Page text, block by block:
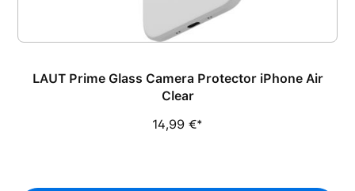
LAUT Prime Glass Camera Protector iPhone Air
Clear
14,99 €*